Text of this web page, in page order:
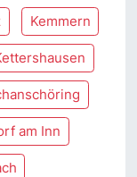
Kemmern
am Inn